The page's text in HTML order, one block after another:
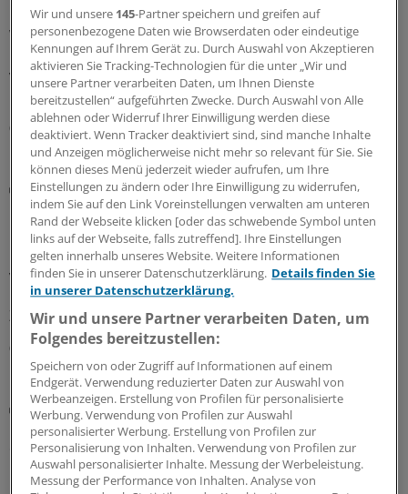
Hypochonder sind für jede Praxis eine Herausforderung.
Wie man sie kommunikativ auffängt und wie man die
Balance zwischen guter Versorgung und Vermeidung
von Überdiagnostik wahrt, erklärt KolleginYael Adler
Interview.
09.08.2026
Notfallversorgung
Neuer Bereitschaftsdienst in Nordrhein ist ein
Erfolgsmodell
In nur zwölf Stunden waren die 6.000 Fahrdienste
vergeben: Der neu strukturierte ärztliche
Bereitschaftsdienst in Nordrhein wird gut angenommen.
Zuständig sind spezielle Kooperationsmediziner.
07.08.2026
Abrechnung
KV Rheinland-Pfalz rät prophylaktisch weiterhin
ePA-Befüllung abzurechnen
Honorar für ePA-Befüllung ist seit August Geschichte.
Wir und unsere 145-Partner speichern und greifen auf
personenbezogene Daten wie Browserdaten oder eindeutige
Kennungen auf Ihrem Gerät zu. Durch Auswahl von Akzeptieren
aktivieren Sie Tracking-Technologien für die unter „Wir und
unsere Partner verarbeiten Daten, um Ihnen Dienste
bereitzustellen“ aufgeführten Zwecke. Durch Auswahl von Alle
ablehnen oder Widerruf Ihrer Einwilligung werden diese
deaktiviert. Wenn Tracker deaktiviert sind, sind manche Inhalte
und Anzeigen möglicherweise nicht mehr so relevant für Sie. Sie
können dieses Menü jederzeit wieder aufrufen, um Ihre
Einstellungen zu ändern oder Ihre Einwilligung zu widerrufen,
indem Sie auf den Link Voreinstellungen verwalten am unteren
Rand der Webseite klicken [oder das schwebende Symbol unten
links auf der Webseite, falls zutreffend]. Ihre Einstellungen
gelten innerhalb unseres Website. Weitere Informationen
finden Sie in unserer Datenschutzerklärung. Details finden Sie
in unserer Datenschutzerklärung.
Wir und unsere Partner verarbeiten Daten, um
Folgendes bereitzustellen:
Speichern von oder Zugriff auf Informationen auf einem
Endgerät. Verwendung reduzierter Daten zur Auswahl von
Werbeanzeigen. Erstellung von Profilen für personalisierte
Werbung. Verwendung von Profilen zur Auswahl
personalisierter Werbung. Erstellung von Profilen zur
Personalisierung von Inhalten. Verwendung von Profilen zur
Auswahl personalisierter Inhalte. Messung der Werbeleistung.
Messung der Performance von Inhalten. Analyse von